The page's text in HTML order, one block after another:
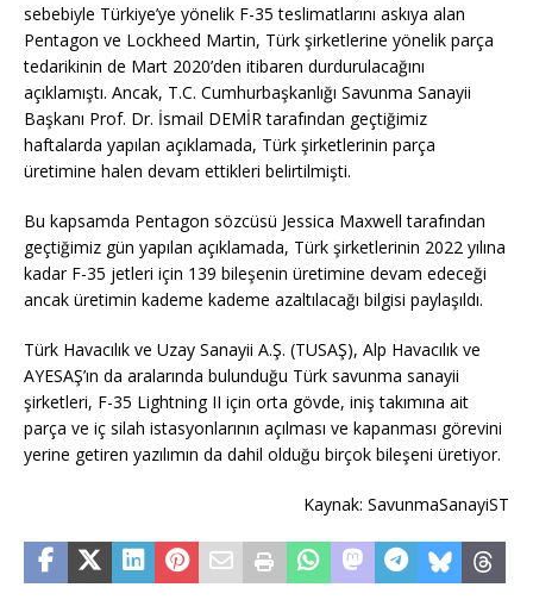
sebebiyle Türkiye’ye yönelik F-35 teslimatlarını askıya alan
Pentagon ve Lockheed Martin, Türk şirketlerine yönelik parça
tedarikinin de Mart 2020’den itibaren durdurulacağını
açıklamıştı. Ancak, T.C. Cumhurbaşkanlığı Savunma Sanayii
Başkanı Prof. Dr. İsmail DEMİR tarafından geçtiğimiz
haftalarda yapılan açıklamada, Türk şirketlerinin parça
üretimine halen devam ettikleri belirtilmişti.
Bu kapsamda Pentagon sözcüsü Jessica Maxwell tarafından
geçtiğimiz gün yapılan açıklamada, Türk şirketlerinin 2022 yılına
kadar F-35 jetleri için 139 bileşenin üretimine devam edeceği
ancak üretimin kademe kademe azaltılacağı bilgisi paylaşıldı.
Türk Havacılık ve Uzay Sanayii A.Ş. (TUSAŞ), Alp Havacılık ve
AYESAŞ’ın da aralarında bulunduğu Türk savunma sanayii
şirketleri, F-35 Lightning II için orta gövde, iniş takımına ait
parça ve iç silah istasyonlarının açılması ve kapanması görevini
yerine getiren yazılımın da dahil olduğu birçok bileşeni üretiyor.
Kaynak: SavunmaSanayiST